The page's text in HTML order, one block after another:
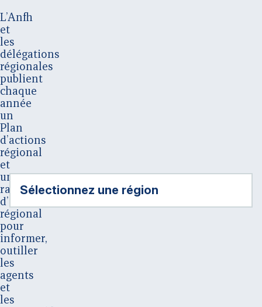
L’Anfh
et
les
délégations
régionales
publient
chaque
année
un
Plan
d’actions
régional
et
un
rapport
d’activité
régional
pour
informer,
outiller
les
agents
et
les
Sélectionnez une région :